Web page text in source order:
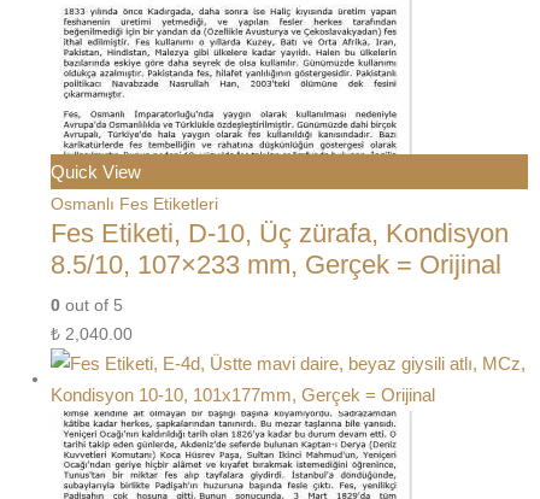
Quick View
Osmanlı Fes Etiketleri
Fes Etiketi, D-10, Üç zürafa, Kondisyon
8.5/10, 107×233 mm, Gerçek = Orijinal
0 out of 5
₺ 2,040.00